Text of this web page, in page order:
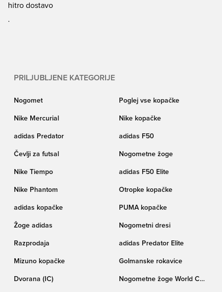
hitro dostavo
.
PRILJUBLJENE KATEGORIJE
Nogomet Poglej vse kopačke
Nike Mercurial Nike kopačke
adidas Predator adidas F50
Čevlji za futsal Nogometne žoge
Nike Tiempo adidas F50 Elite
Nike Phantom Otropke kopačke
adidas kopačke PUMA kopačke
Žoge adidas Nogometni dresi
Razprodaja adidas Predator Elite
Mizuno kopačke Golmanske rokavice
Dvorana (IC)
Nogometne žoge World Cup